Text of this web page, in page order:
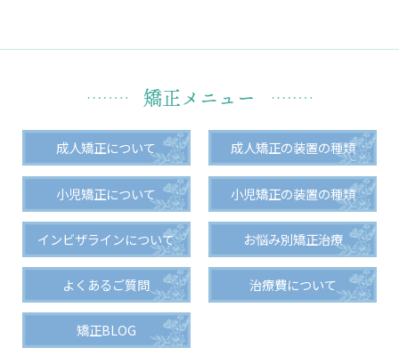
矯正メニュー
成人矯正について 成人矯正の装置の種類
小児矯正について 小児矯正の装置の種類
インビザラインについて お悩み別矯正治療
よくあるご質問 治療費について
矯正BLOG